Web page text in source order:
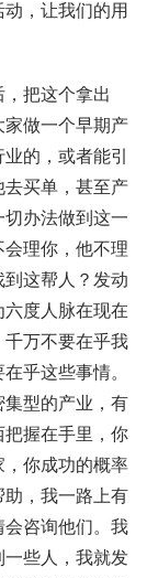
，让我们的用
把这个拿出
做一个早期产
的，或者能引
买单，甚至产
办法做到这一
理你，他不理
这帮人？发动
度人脉在现在
万不要在乎我
乎这些事情。
型的产业，有
把握在手里，你
，你成功的概率
助，我一路上有
咨询他们。我
些人，我就发